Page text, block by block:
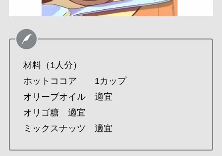
材料（1人分）
ホットココア 1カップ
オリーブオイル 適宜
オリゴ糖 適宜
ミックスナッツ 適宜